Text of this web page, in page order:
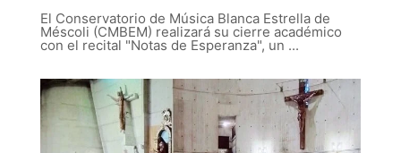
El Conservatorio de Música Blanca Estrella de
Méscoli (CMBEM) realizará su cierre académico
con el recital "Notas de Esperanza", un ...